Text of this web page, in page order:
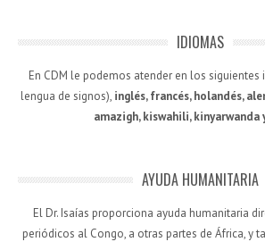
IDIOMAS
En CDM le podemos atender en los
lengua de signos), inglés, francés, holandés,
amazigh, kiswahili, kinyarwanda
AYUDA HUMANITARIA
El Dr. Isaías proporciona ayuda humanitaria
periódicos al Congo, a otras partes de África, y